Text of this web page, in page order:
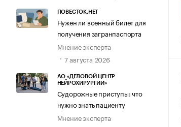
ПОВЕСТОК.НЕТ
Нужен ли военный билет для
получения загранпаспорта
Мнение эксперта
7 августа 2026
АО «ДЕЛОВОЙ ЦЕНТР
НЕЙРОХИРУРГИИ»
Судорожные приступы: что
нужно знать пациенту
Мнение эксперта